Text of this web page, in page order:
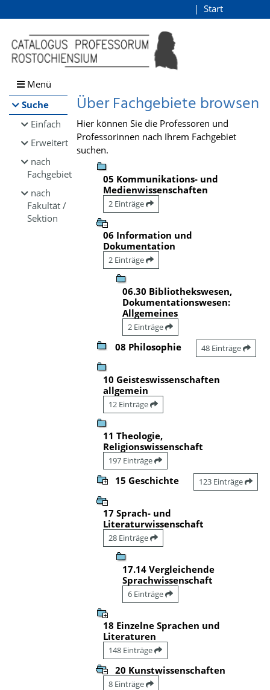
Browsen
direkt zum Inhalt
Start
Menü
Suche
Einfach
Erweitert
nach
Fachgebiet
nach
Fakultät /
Sektion
Über Fachgebiete browsen
Hier können Sie die Professoren und
Professorinnen nach Ihrem Fachgebiet
suchen.
05 Kommunikations- und
Medienwissenschaften
2 Einträge
06 Information und
Dokumentation
2 Einträge
06.30 Bibliothekswesen,
Dokumentationswesen:
Allgemeines
2 Einträge
08 Philosophie 48 Einträge
10 Geisteswissenschaften
allgemein
12 Einträge
11 Theologie,
Religionswissenschaft
197 Einträge
15 Geschichte 123 Einträge
17 Sprach- und
Literaturwissenschaft
28 Einträge
17.14 Vergleichende
Sprachwissenschaft
6 Einträge
18 Einzelne Sprachen und
Literaturen
148 Einträge
20 Kunstwissenschaften
8 Einträge